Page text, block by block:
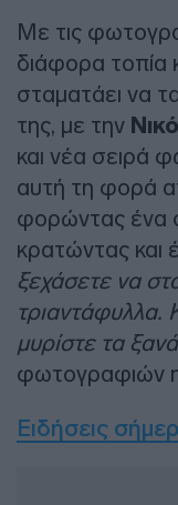
Με τις
διάφορα τοπία
σταματάει να
της, με την
και νέα σειρά
αυτή τη φορά
φορώντας ένα
κρατώντας και
ξεχάσετε να
τριαντάφυλλα.
μυρίστε τα ξανά
φωτογραφιών η
Ειδήσεις